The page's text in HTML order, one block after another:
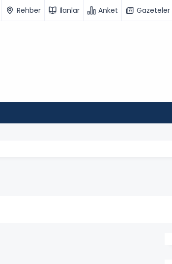
Rehber İlanlar Anket Gazeteler